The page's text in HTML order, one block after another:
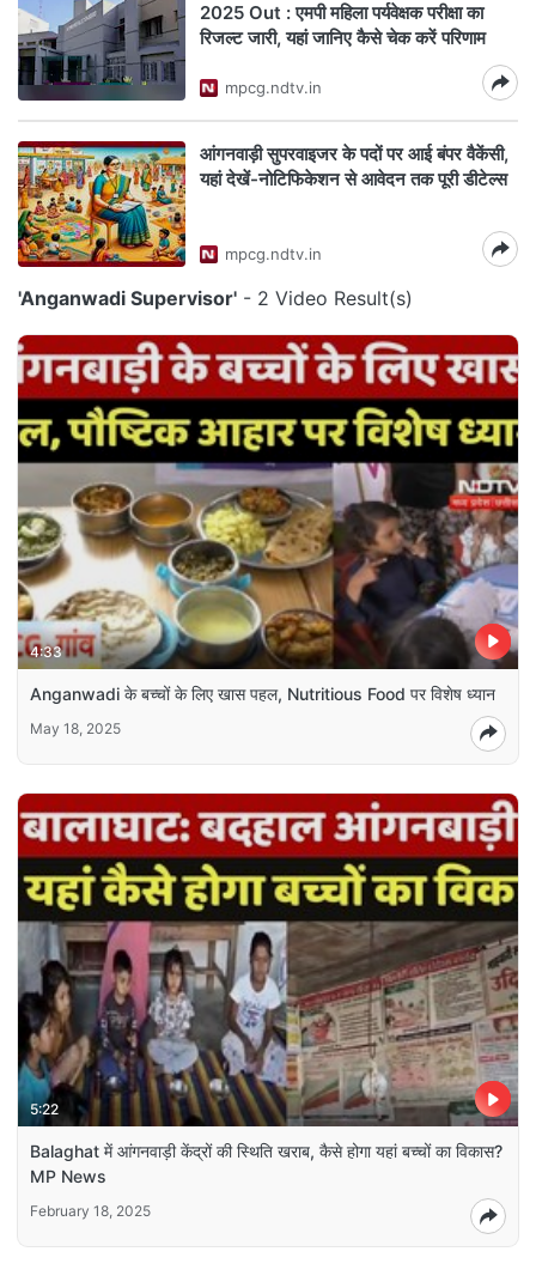
2025 Out : एमपी महिला पर्यवेक्षक परीक्षा का
रिजल्ट जारी, यहां जानिए कैसे चेक करें परिणाम
mpcg.ndtv.in
आंगनवाड़ी सुपरवाइजर के पदों पर आई बंपर वैकेंसी,
यहां देखें-नोटिफिकेशन से आवेदन तक पूरी डीटेल्स
mpcg.ndtv.in
'Anganwadi Supervisor' - 2 Video Result(s)
4:33
Anganwadi के बच्चों के लिए खास पहल, Nutritious Food पर विशेष ध्यान
May 18, 2025
5:22
Balaghat में आंगनवाड़ी केंद्रों की स्थिति खराब, कैसे होगा यहां बच्चों का विकास?
MP News
February 18, 2025